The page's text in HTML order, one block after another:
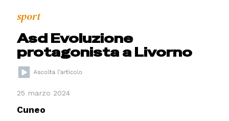
sport
Asd Evoluzione
protagonista a Livorno
25 marzo 2024
Cuneo